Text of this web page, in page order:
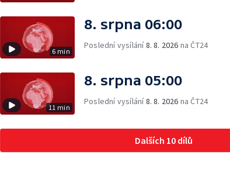
6 min
8. srpna 06:00
Poslední vysílání8. 8. 2026 na ČT24
11 min
8. srpna 05:00
Poslední vysílání8. 8. 2026 na ČT24
Dalších 10 dílů